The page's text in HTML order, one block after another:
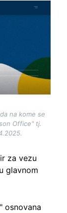
na kome se
Office" tj.
za vezu
glavnom
osnovana